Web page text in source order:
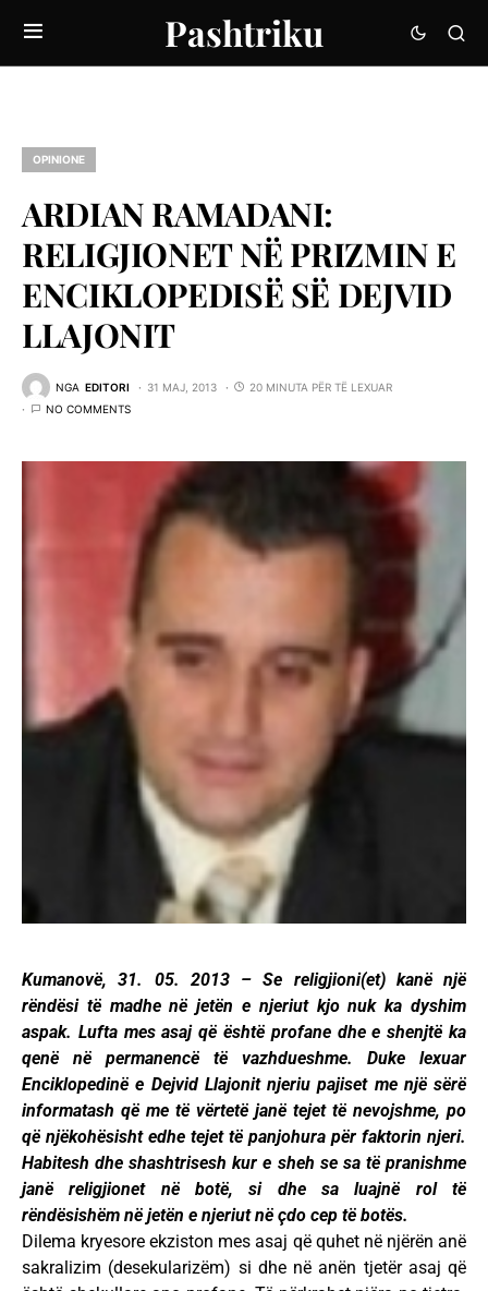
Pashtriku
OPINIONE
ARDIAN RAMADANI:
RELIGJIONET NË PRIZMIN E
ENCIKLOPEDISË SË DEJVID
LLAJONIT
NGA EDITORI 31 MAJ, 2013
20 MINUTA PËR TË LEXUAR
NO COMMENTS
Kumanovë, 31. 05. 2013 – Se religjioni(et) kanë një
rëndësi të madhe në jetën e njeriut kjo nuk ka dyshim
aspak. Lufta mes asaj që është profane dhe e shenjtë ka
qenë në permanencë të vazhdueshme. Duke lexuar
Enciklopedinë e Dejvid Llajonit njeriu pajiset me një sërë
informatash që me të vërtetë janë tejet të nevojshme, po
që njëkohësisht edhe tejet të panjohura për faktorin njeri.
Habitesh dhe shashtrisesh kur e sheh se sa të pranishme
janë religjionet në botë, si dhe sa luajnë rol të
rëndësishëm në jetën e njeriut në çdo cep të botës.
Dilema kryesore ekziston mes asaj që quhet në njërën anë
sakralizim (desekularizëm) si dhe në anën tjetër asaj që